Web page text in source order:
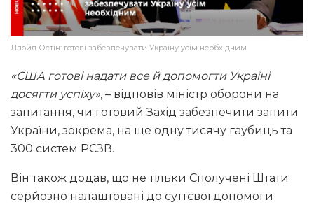
Ллойд Остін: готові забезпечувати Україну усім необхідним
«США готові надати все й допомогти Україні
досягти успіху», – відповів міністр оборони на
запитання, чи готовий Захід забезпечити запити
України, зокрема, на ще одну тисячу гаубиць та
300 систем РСЗВ.
Він також додав, що не тільки Сполучені Штати
серйозно налаштовані до суттєвої допомоги